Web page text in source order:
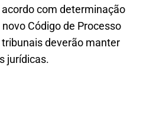
com determinação
Código de Processo
deverão manter
jurídicas.